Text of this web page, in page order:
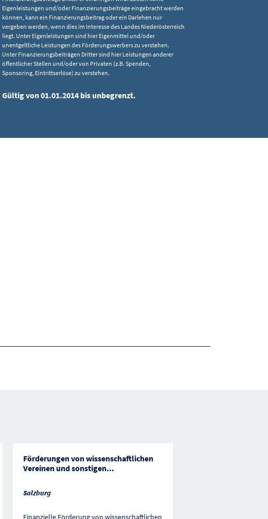
Eigenleistungen und/oder Finanzierungsbeiträge eingebracht werden
können, kann ein Finanzierungsbeitrag oder ein Darlehen nur
vergeben werden, wenn dies im Interesse des Landes Niederösterreich
liegt. Unter Eigenleistungen sind hier Eigenmittel und/oder
unentgeltliche Leistungen des Förderungswerbers zu verstehen.
Unter Finanzierungsbeiträgen Dritter sind hier Leistungen anderer
öffentlicher Stellen und/oder von Privaten (z.B. Spenden,
Sponsoring, Eintrittserlöse) zu verstehen.
Gültig von 01.01.2014 bis unbegrenzt.
Förderungen von wissenschaftlichen
Vereinen und sonstigen...
Salzburg
Finanzielle Förderung von wissenschaftlichen